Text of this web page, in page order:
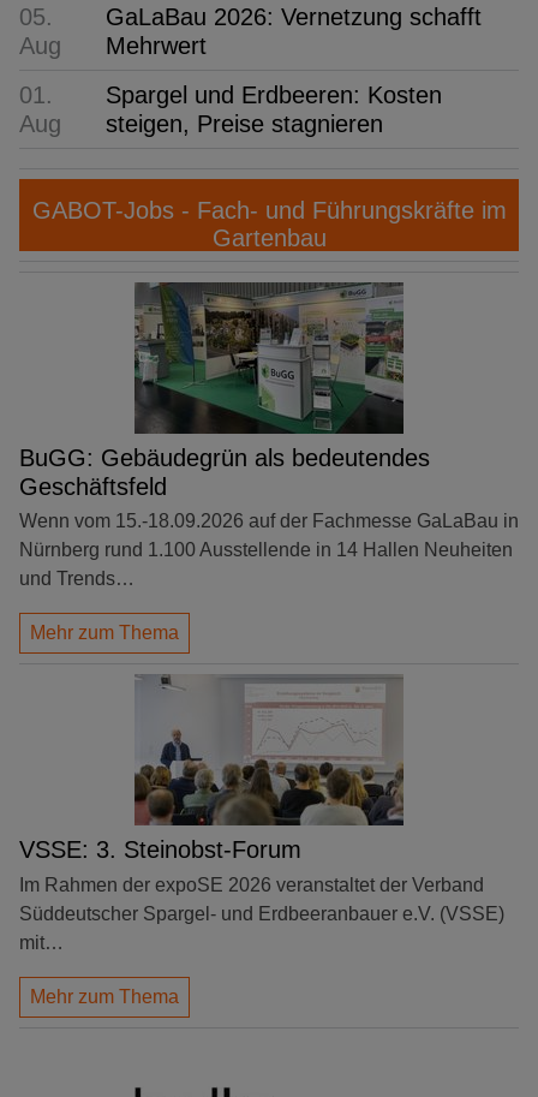
05.
Aug
GaLaBau 2026: Vernetzung schafft
Mehrwert
01.
Aug
Spargel und Erdbeeren: Kosten
steigen, Preise stagnieren
GABOT-Jobs - Fach- und Führungskräfte im
Gartenbau
BuGG: Gebäudegrün als bedeutendes
Geschäftsfeld
Wenn vom 15.-18.09.2026 auf der Fachmesse GaLaBau in
Nürnberg rund 1.100 Ausstellende in 14 Hallen Neuheiten
und Trends…
Mehr zum Thema
VSSE: 3. Steinobst-Forum
Im Rahmen der expoSE 2026 veranstaltet der Verband
Süddeutscher Spargel- und Erdbeeranbauer e.V. (VSSE)
mit…
Mehr zum Thema